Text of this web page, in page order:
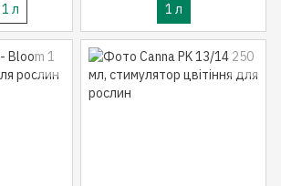
1 л 1 л